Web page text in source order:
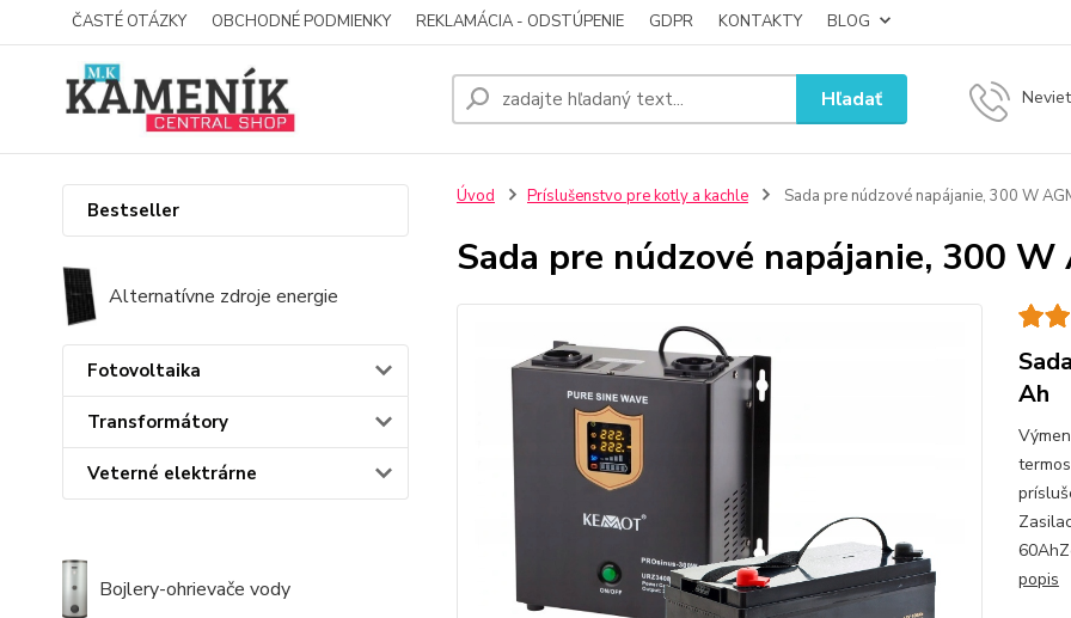
ČASTÉ OTÁZKY OBCHODNÉ PODMIENKY REKLAMÁCIA - ODSTÚPENIE GDPR KONTAKTY BLOG
Hľadať
Bestseller
Alternatívne zdroje energie
Fotovoltaika
Transformátory
Veterné elektrárne
Bojlery-ohrievače vody
Úvod Príslušenstvo pre kotly a kachle Sada pre núdzové napájanie, 300 W
Sada pre núdzové napájanie, 300 W
Ah
popis